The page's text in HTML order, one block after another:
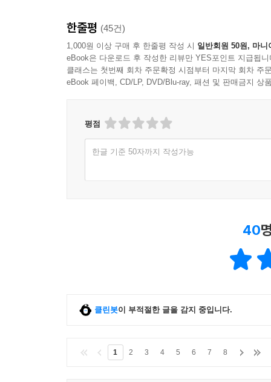
한줄평 (45건)
1,000원 이상 구매 후 한줄평 작성 시 일반회원 50원, 마니
eBook은 다운로드 후 작성한 리뷰만 YES포인트 지급됩니
클래스는 첫번째 회차 주문확정 시점부터 마지막 회차 주
eBook 페이백, CD/LP, DVD/Blu-ray, 패션 및 판매금지 상
평점
한글 기준 50자까지 작성가능
40
클린봇이 부적절한 글을 감지 중입니다.
1 2 3 4 5 6 7 8